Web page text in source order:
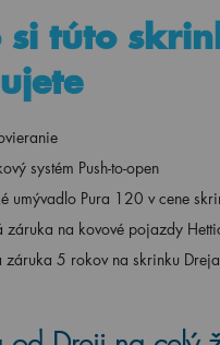
si túto
systém Push-to-open
umývadlo Pura 120 v cene
záruka na kovové pojazdy
záruka 5 rokov na skrinku Dreja